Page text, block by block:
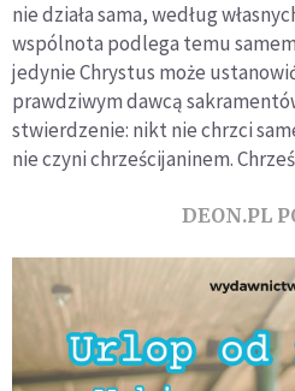
nie działa sama, według
wspólnota podlega temu
jedynie Chrystus może
prawdziwym dawcą
stwierdzenie: nikt nie chrzci
nie czyni chrześcijaninem.
DEON.PL